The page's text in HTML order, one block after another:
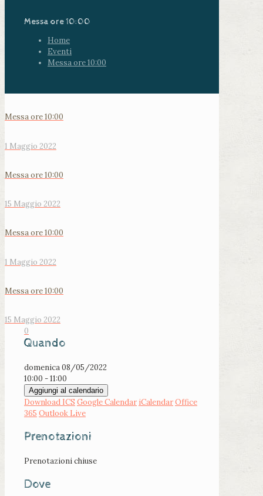
Messa ore 10:00
Home
Eventi
Messa ore 10:00
Messa ore 10:00
1 Maggio 2022
Messa ore 10:00
15 Maggio 2022
Messa ore 10:00
1 Maggio 2022
Messa ore 10:00
15 Maggio 2022
0
Quando
domenica 08/05/2022
10:00 - 11:00
Aggiungi al calendario
Download ICS Google Calendar iCalendarOffice
365 Outlook Live
Prenotazioni
Prenotazioni chiuse
Dove